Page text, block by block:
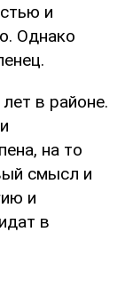
и
Однако
в районе.
на то
смысл и
и
в